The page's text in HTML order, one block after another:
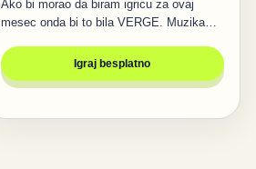
Ako bi morao da biram igricu za ovaj
mesec onda bi to bila VERGE. Muzika…
Igraj besplatno